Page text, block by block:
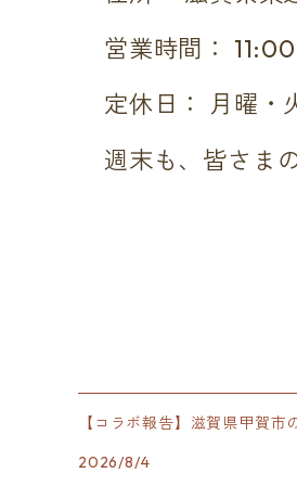
営業時間：
定休日： 月曜・
週末も、皆さま
【コラボ報告】滋賀県甲賀
2026/8/4